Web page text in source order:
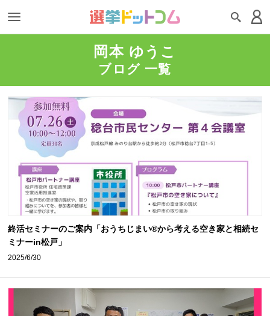
岡本 ゆうこ
ブログ 一覧
終活セミナーのご案内「おうちじまい®から考える空き家と相続セ
ミナーin松戸」
2025/6/30